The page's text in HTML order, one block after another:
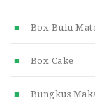
Box Bulu
Box Cake
Bungkus